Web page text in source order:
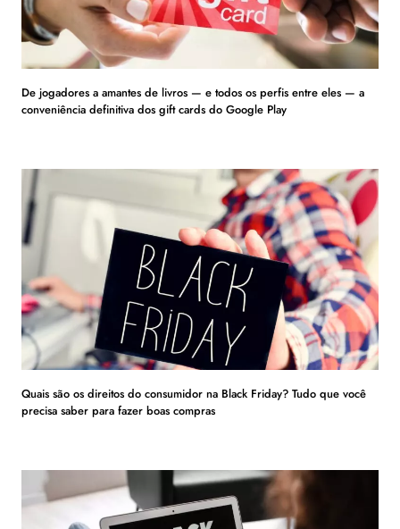
De jogadores a amantes de livros — e todos os perfis entre eles — a
conveniência definitiva dos gift cards do Google Play
Quais são os direitos do consumidor na Black Friday? Tudo que você
precisa saber para fazer boas compras